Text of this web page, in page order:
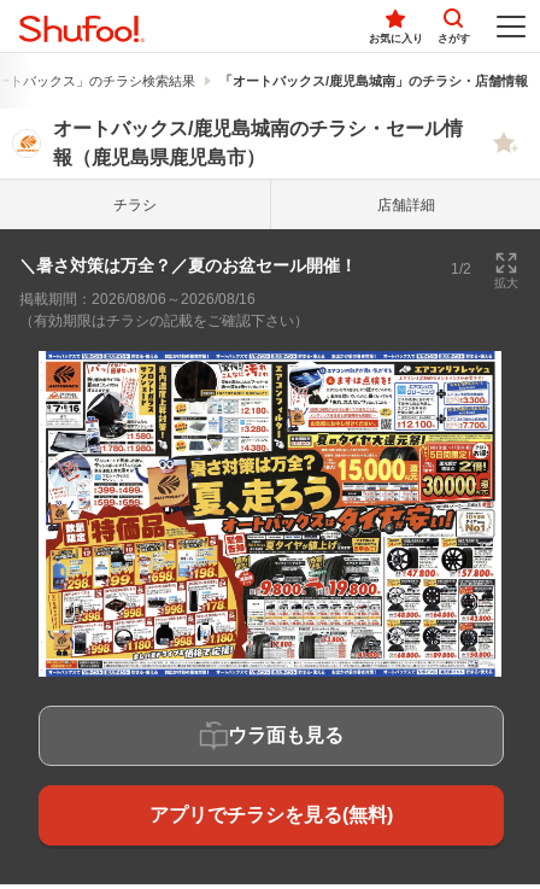
お気に入り さがす
トバックス」のチラシ検索結果 「オートバックス/鹿児島城南」のチラシ・店舗情報
オートバックス/鹿児島城南のチラシ・セール情
報（鹿児島県鹿児島市）
チラシ 店舗詳細
＼暑さ対策は万全？／夏のお盆セール開催！ 1/2
拡大
掲載期間：2026/08/06～2026/08/16
（有効期限はチラシの記載をご確認下さい）
ウラ面も見る
アプリでチラシを見る(無料)